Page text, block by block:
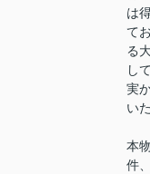
は
て
る
し
実
い
本
件